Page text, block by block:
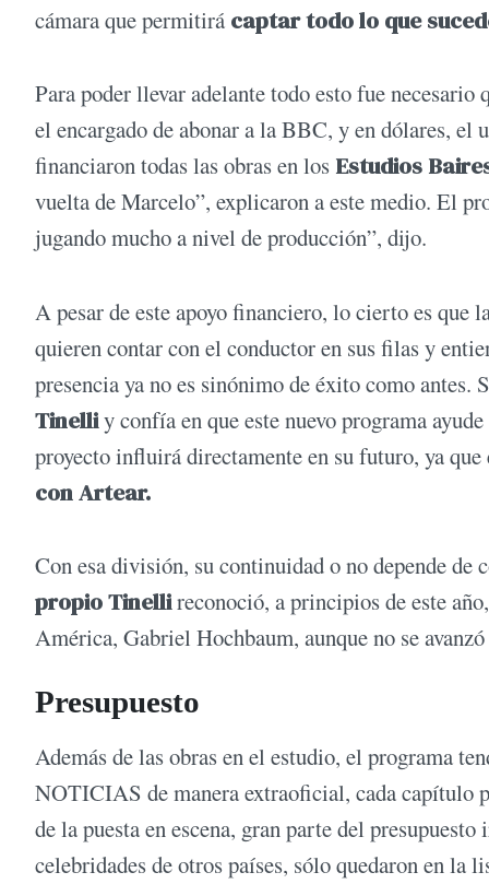
cámara que permitirá captar todo lo que
Para poder llevar adelante todo esto fue necesario
el encargado de abonar a la BBC, y en dólares, el
financiaron todas las obras en los Estudios
vuelta de Marcelo”, explicaron a este medio. El
jugando mucho a nivel de producción”, dijo.
A pesar de este apoyo financiero, lo cierto es que
quieren contar con el conductor en sus filas y
presencia ya no es sinónimo de éxito como antes.
Tinelliy confía en que este nuevo programa
proyecto influirá directamente en su futuro, ya
con Artear.
Con esa división, su continuidad o no depende
propio Tinellireconoció, a principios de este
América, Gabriel Hochbaum, aunque no se
Presupuesto
Además de las obras en el estudio, el programa
NOTICIAS de manera extraoficial, cada capítulo
de la puesta en escena, gran parte del
celebridades de otros países, sólo quedaron en la